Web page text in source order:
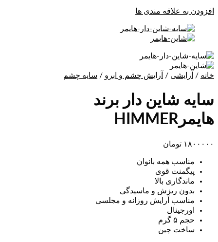
افزودن به علاقه مندی ها
خانه / آرایشی / آرایش چشم و ابرو / سایه چشم
سایه شاین دار برند
هایمرHIMMER
۱۸۰۰۰۰۰ تومان
مناسب همه بانوان
پیگمنت قوی
ماندگاری بالا
بدون ریزش و ماسیدگی
مناسب آرایش روزانه و مجلسی
اورجینال
حجم ۵ گرم
ساخت چین